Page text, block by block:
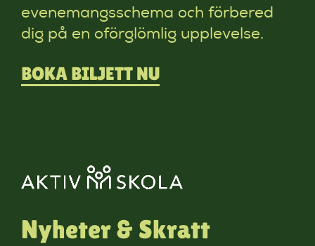
evenemangsschema och förbered
dig på en oförglömlig upplevelse.
BOKA BILJETT NU
Nyheter & Skratt